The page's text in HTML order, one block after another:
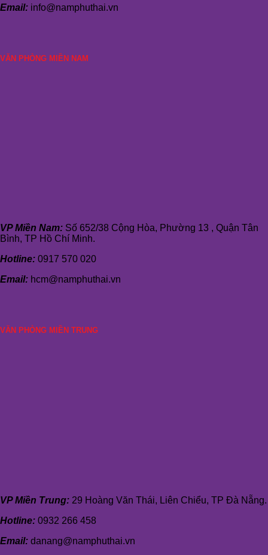
Email: info@namphuthai.vn
VĂN PHÒNG MIỀN NAM
VP Miền Nam: Số 652/38 Cộng Hòa, Phường 13 , Quận Tân
Bình, TP Hồ Chí Minh.
Hotline: 0917 570 020
Email: hcm@namphuthai.vn
VĂN PHÒNG MIỀN TRUNG
VP Miền Trung: 29 Hoàng Văn Thái, Liên Chiểu, TP Đà Nẵng.
Hotline: 0932 266 458
Email: danang@namphuthai.vn